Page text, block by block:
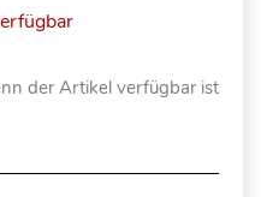
der Artikel verfügbar ist